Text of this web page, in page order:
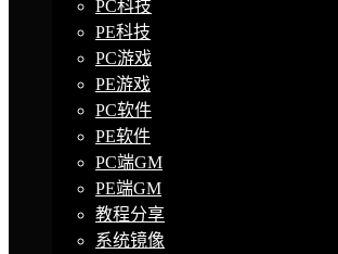
PC科技
PE科技
PC游戏
PE游戏
PC软件
PE软件
PC端GM
PE端GM
教程分享
系统镜像